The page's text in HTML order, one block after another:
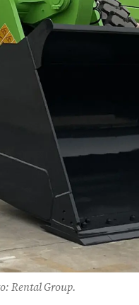
Rental Group.